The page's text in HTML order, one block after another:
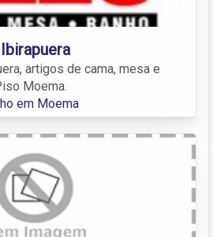
artigos de cama, mesa e
Moema.
em Moema